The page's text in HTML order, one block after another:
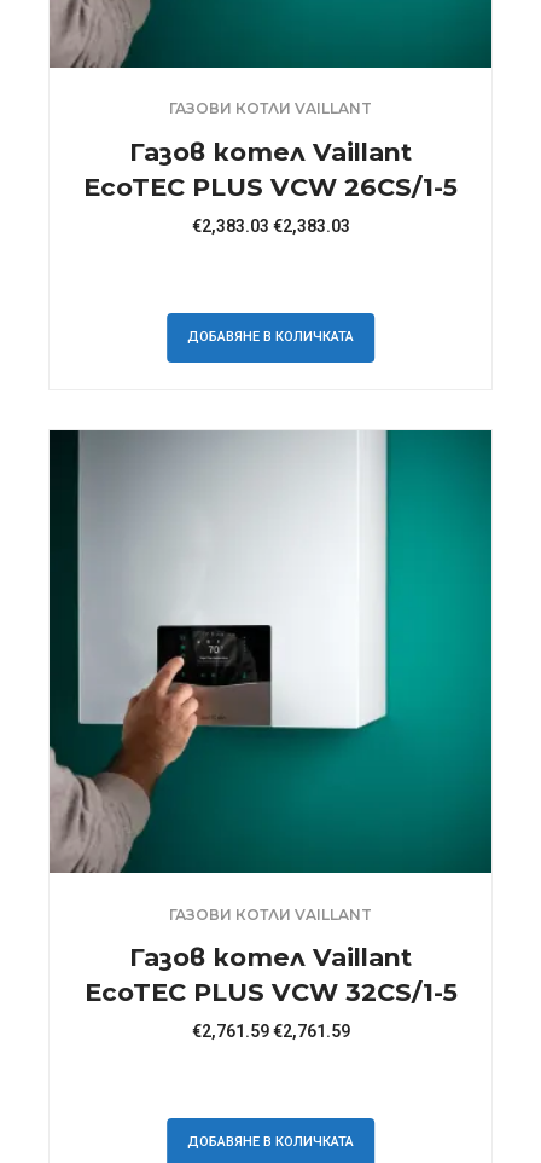
ГАЗОВИ КОТЛИ VAILLANT
Газов котел Vaillant
EcoTEC PLUS VCW 26CS/1-5
€2,383.03 €2,383.03
ДОБАВЯНЕ В КОЛИЧКАТА
ГАЗОВИ КОТЛИ VAILLANT
Газов котел Vaillant
EcoTEC PLUS VCW 32CS/1-5
€2,761.59 €2,761.59
ДОБАВЯНЕ В КОЛИЧКАТА